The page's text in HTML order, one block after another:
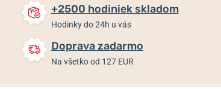
+2500 hodiniek skladom
Hodinky do 24h u vás
Doprava zadarmo
Na všetko od 127 EUR